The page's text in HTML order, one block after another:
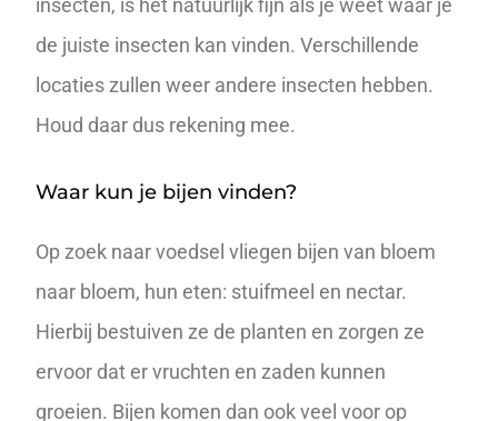
insecten, is het natuurlijk fijn als je weet waar je
de juiste insecten kan vinden. Verschillende
locaties zullen weer andere insecten hebben.
Houd daar dus rekening mee.
Waar kun je bijen vinden?
Op zoek naar voedsel vliegen bijen van bloem
naar bloem, hun eten: stuifmeel en nectar.
Hierbij bestuiven ze de planten en zorgen ze
ervoor dat er vruchten en zaden kunnen
groeien. Bijen komen dan ook veel voor op